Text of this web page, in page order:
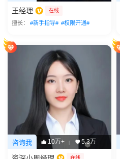
王经理 在线
擅长： #新手指导# #权限开通#
咨询我 10万+ | 5.3万